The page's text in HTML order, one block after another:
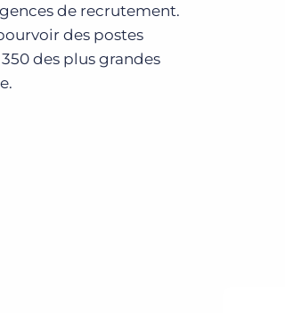
de recrutement.
des postes
des plus grandes